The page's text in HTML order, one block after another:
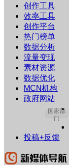
创作工具
效率工具
创作平台
热门榜单
数据分析
流量变现
素材资源
数据优化
MCN机构
政府网站
国家部
门
投稿+反馈